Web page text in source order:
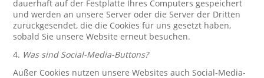
dauerhaft auf der Festplatte Ihres Computers gespeichert
und werden an unsere Server oder die Server der Dritten
zurückgesendet, die die Cookies für uns gesetzt haben,
sobald Sie unsere Website erneut besuchen.
4. Was sind Social-Media-Buttons?
Außer Cookies nutzen unsere Websites auch Social-Media-